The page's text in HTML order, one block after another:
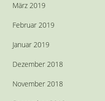
März 2019
Februar 2019
Januar 2019
Dezember 2018
November 2018